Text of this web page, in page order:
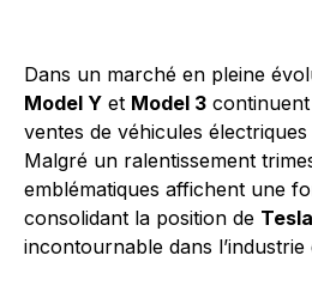
Dans un marché en pleine
Model Y et Model 3
ventes de véhicules
Malgré un ralentissement
emblématiques affichent une
consolidant la position de Tesla
incontournable dans l’industrie